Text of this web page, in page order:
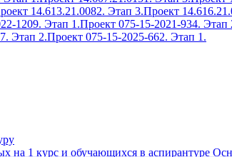
14.613.21.0082. Этап 3.Проект
1209. Этап 1.Проект 075-15-2021-934. Этап
Этап 2.Проект 075-15-2025-662. Этап 1.
на 1 курс и обучающихся в аспирантуре